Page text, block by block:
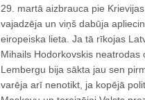
29. martā aizbrauca pie
vajadzēja un viņš dabūja
eiropeiska lieta. Ja tā rīkojas
Mihails Hodorkovskis neatrodas
Lembergu bija sākta jau sen
varēja arī nenotikt, ja kopējā